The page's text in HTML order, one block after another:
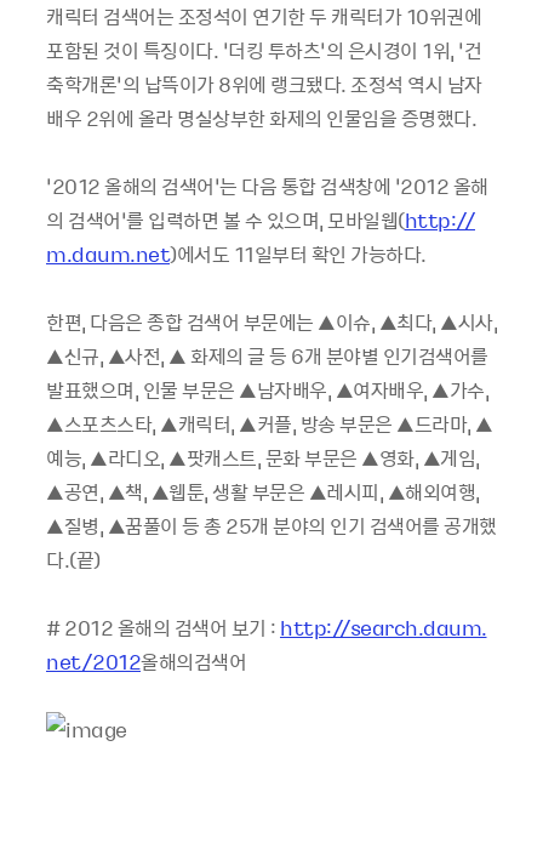
캐릭터 검색어는 조정석이 연기한 두 캐릭터가 10위권에
포함된 것이 특징이다. ‘더킹 투하츠’의 은시경이 1위, ‘건
축학개론’의 납뜩이가 8위에 랭크됐다. 조정석 역시 남자
배우 2위에 올라 명실상부한 화제의 인물임을 증명했다.
’2012 올해의 검색어’는 다음 통합 검색창에 ‘2012 올해
의 검색어’를 입력하면 볼 수 있으며, 모바일웹(http://
m.daum.net)에서도 11일부터 확인 가능하다.
한편, 다음은 종합 검색어 부문에는 ▲이슈, ▲최다, ▲시사,
▲신규, ▲사전, ▲ 화제의 글 등 6개 분야별 인기검색어를
발표했으며, 인물 부문은 ▲남자배우, ▲여자배우, ▲가수,
▲스포츠스타, ▲캐릭터, ▲커플, 방송 부문은 ▲드라마, ▲
예능, ▲라디오, ▲팟캐스트, 문화 부문은 ▲영화, ▲게임,
▲공연, ▲책, ▲웹툰, 생활 부문은 ▲레시피, ▲해외여행,
▲질병, ▲꿈풀이 등 총 25개 분야의 인기 검색어를 공개했
다.(끝)
# 2012 올해의 검색어 보기 : http://search.daum.
net/2012올해의검색어